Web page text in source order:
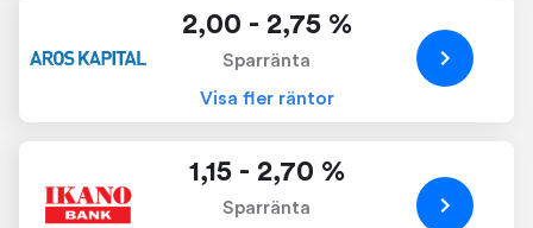
2,00 - 2,75 %
Sparränta
Visa fler räntor
1,15 - 2,70 %
Sparränta